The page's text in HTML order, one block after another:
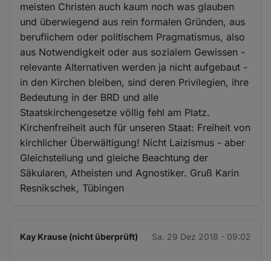
meisten Christen auch kaum noch was glauben
und überwiegend aus rein formalen Gründen, aus
beruflichem oder politischem Pragmatismus, also
aus Notwendigkeit oder aus sozialem Gewissen -
relevante Alternativen werden ja nicht aufgebaut -
in den Kirchen bleiben, sind deren Privilegien, ihre
Bedeutung in der BRD und alle
Staatskirchengesetze völlig fehl am Platz.
Kirchenfreiheit auch für unseren Staat: Freiheit von
kirchlicher Überwältigung! Nicht Laizismus - aber
Gleichstellung und gleiche Beachtung der
Säkularen, Atheisten und Agnostiker. Gruß Karin
Resnikschek, Tübingen
Kay Krause (nicht überprüft) Sa. 29 Dez 2018 - 09:02